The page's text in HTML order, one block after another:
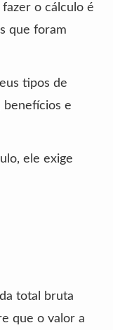
o cálculo é
que foram
tipos de
benefícios e
ele exige
total bruta
que o valor a